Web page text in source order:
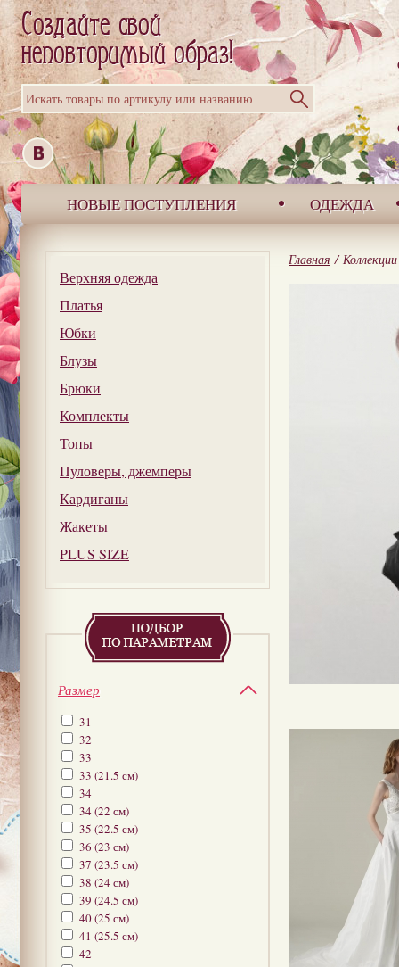
Искать товары по артикулу или названию
НОВЫЕ ПОСТУПЛЕНИЯ ОДЕЖДА
Верхняя одежда
Платья
Юбки
Блузы
Брюки
Комплекты
Топы
Пуловеры, джемперы
Кардиганы
Жакеты
PLUS SIZE
Размер
31
32
33
33 (21.5 см)
34
34 (22 см)
35 (22.5 см)
36 (23 см)
37 (23.5 см)
38 (24 см)
39 (24.5 см)
40 (25 см)
41 (25.5 см)
42
Главная / Коллекции